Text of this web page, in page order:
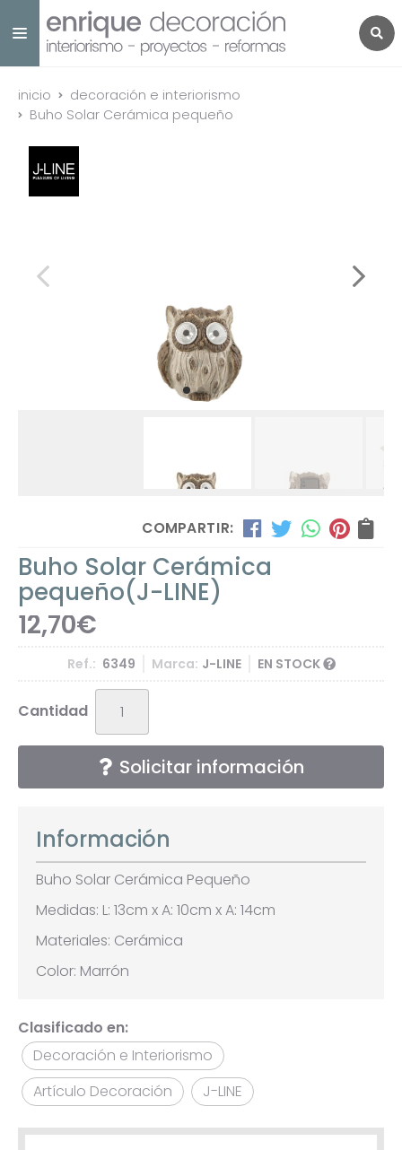
inicio
decoración e interiorismo
Buho Solar Cerámica pequeño
COMPARTIR:
Buho Solar Cerámica
pequeño(J-LINE)
12,70€
Ref.: 6349 Marca: J-LINE EN STOCK
Cantidad
Solicitar información
Información
Buho Solar Cerámica Pequeño
Medidas: L: 13cm x A: 10cm x A: 14cm
Materiales: Cerámica
Color: Marrón
Clasificado en:
Decoración e Interiorismo
Artículo Decoración
J-LINE